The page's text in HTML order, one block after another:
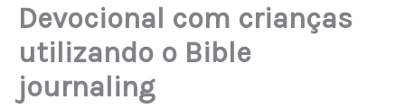
Devocional com crianças
utilizando o Bible
journaling